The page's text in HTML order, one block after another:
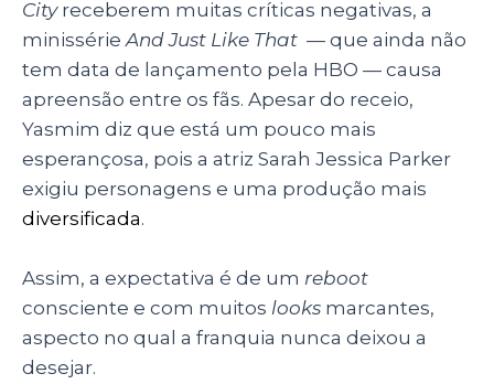
Cityreceberem muitas críticas negativas, a
minissérie And Just Like That — que ainda não
tem data de lançamento pela HBO — causa
apreensão entre os fãs. Apesar do receio,
Yasmim diz que está um pouco mais
esperançosa, pois a atriz Sarah Jessica Parker
exigiu personagens e uma produção mais
diversificada.
Assim, a expectativa é de um reboot
consciente e com muitos looks marcantes,
aspecto no qual a franquia nunca deixou a
desejar.